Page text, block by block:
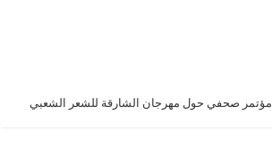
مؤتمر صحفي حول مهرجان الشارقة للشعر الشعبي